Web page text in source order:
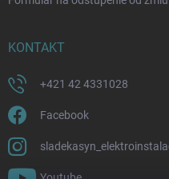
KONTAKT
+421 42 4331028
Facebook